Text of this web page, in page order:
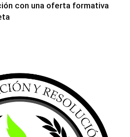
con una oferta formativa